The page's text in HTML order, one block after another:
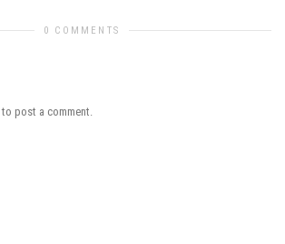
0 COMMENTS
to post a comment.